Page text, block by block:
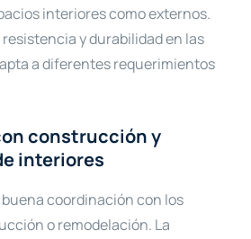
interiores como externos.
y durabilidad en las
a diferentes requerimientos
construcción y
interiores
coordinación con los
o remodelación. La